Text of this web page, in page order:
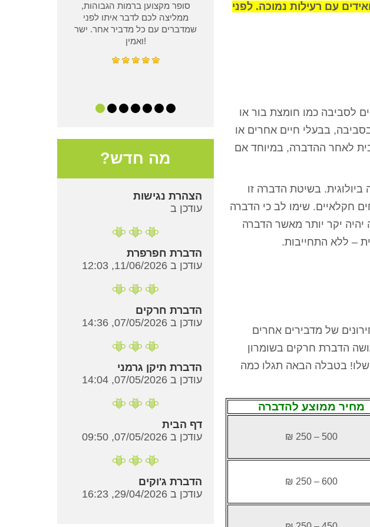
עם רעילות נמוכה. לפני
לסביבה כמו חומצת בור או
בבעלי חיים אחרים או
לאחר ההדברה, במיוחד אם
ביולוגית. בשיטת הדברה זו
חקלאיים. שימו לב כי הדברה
יהיה יקר יותר מאשר הדברה
– ללא התחייבות.
של מדבירים אחרים
הדברת חרקים בשומרון
שלו! בטבלה הבאה תגלו כמה
מחיר ממוצע להדברה
500 – 250 ₪
600 – 250 ₪
סופר מקצוען ברמות הגבוהות,
ממליצה לכם לדבר איתו לפני
שמדברים עם כל מדביר אחר. ישר
ואמין!
מה חדש?
הצהרת נגישות
עודכן ב
הדברת חפרפרת
עודכן ב 11/06/2026, 12:03
הדברת חרקים
עודכן ב 07/05/2026, 14:36
הדברת תיקן גרמני
עודכן ב 07/05/2026, 14:04
דף הבית
עודכן ב 07/05/2026, 09:50
הדברת ג'וקים
עודכן ב 29/04/2026, 16:23